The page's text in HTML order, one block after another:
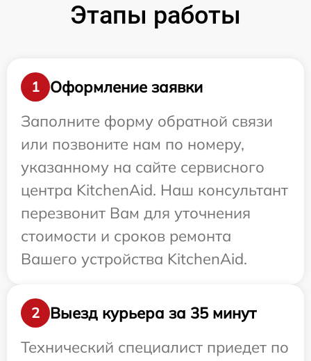
Этапы работы
1
Оформление заявки
Заполните форму обратной связи
или позвоните нам по номеру,
указанному на сайте сервисного
центра KitchenAid. Наш консультант
перезвонит Вам для уточнения
стоимости и сроков ремонта
Вашего устройства KitchenAid.
2
Выезд курьера за 35 минут
Технический специалист приедет по